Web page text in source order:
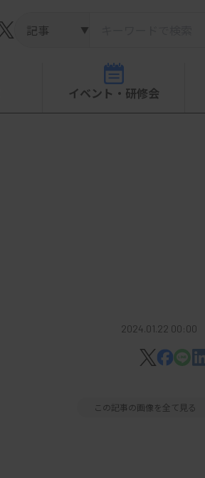
▼
イベント・研修会
2024.01.22 00:00
この記事の画像を全て見る